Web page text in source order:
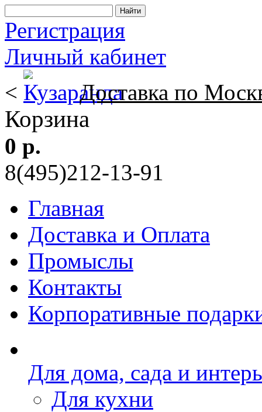
Регистрация
Личный кабинет
<
Доставка по
Корзина
0 р.
8(495)212-13-91
Главная
Доставка и Оплата
Промыслы
Контакты
Корпоративные
Для дома, сада и
Для кухни